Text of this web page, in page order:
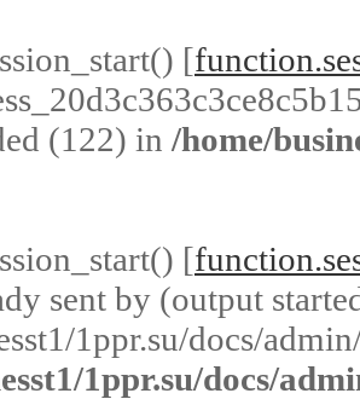
[
(122) in /home/
[
sent by (output
1ppr.su/docs/
1ppr.su/docs/